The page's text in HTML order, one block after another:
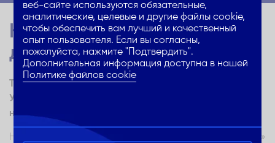
Как найти источник
дополнительных доходов?
Ты хочешь улучшить свое финансовое положение?
Узнай о способах добиться повышения зарплаты или
найти подходящий источник дохода!
Наступил новый год, и после рассмотрения «баланса»
веб-сайте используются обязательные,
аналитические, целевые и другие файлы cookie,
чтобы обеспечить вам лучший и качественный
опыт пользователя. Если вы согласны,
пожалуйста, нажмите "Подтвердить".
Дополнительная информация доступна в нашей
Политике файлов cookie